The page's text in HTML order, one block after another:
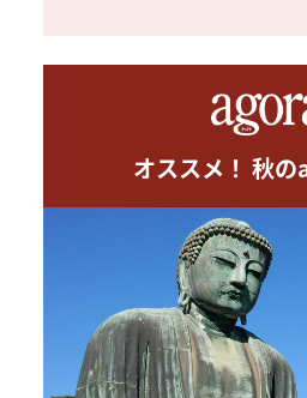
オススメ！ 秋